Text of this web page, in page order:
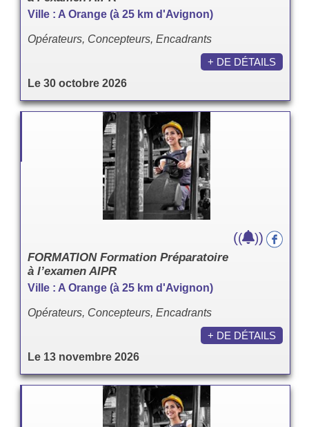
Ville : A Orange (à 25 km d'Avignon)
Opérateurs, Concepteurs, Encadrants
Le 30 octobre 2026
+ DE DÉTAILS
FORMATION Formation Préparatoire
à l’examen AIPR
Ville : A Orange (à 25 km d'Avignon)
Opérateurs, Concepteurs, Encadrants
Le 13 novembre 2026
(( ))
+ DE DÉTAILS